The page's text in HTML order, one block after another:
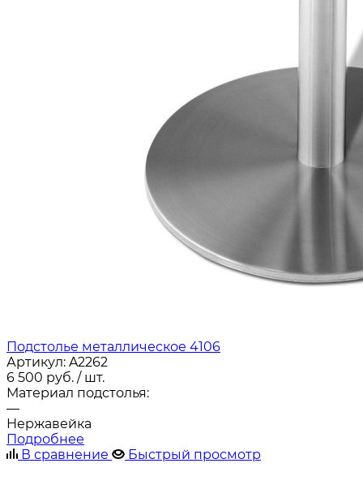
Подстолье металлическое 4106
Артикул: A2262
6 500 руб. / шт.
Материал подстолья:
—
Нержавейка
Подробнее
В сравнение
Быстрый просмотр